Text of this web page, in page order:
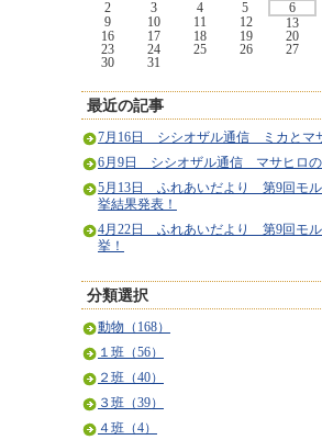
2
3 4 5 6
9
10 11 12 13
16
17 18 19 20
23
24 25 26 27
30
31
最近の記事
7月16日 シシオザル通信 ミカとマ
6月9日 シシオザル通信 マサヒロの
5月13日 ふれあいだより 第9回モル
挙結果発表！
4月22日 ふれあいだより 第9回モル
挙！
分類選択
動物（168）
１班（56）
２班（40）
３班（39）
４班（4）